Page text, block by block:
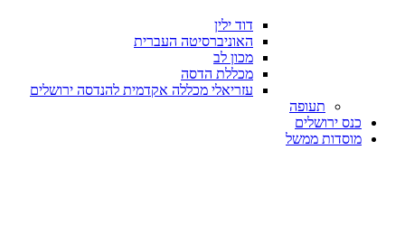
דוד ילין
האוניברסיטה העברית
מכון לב
מכללת הדסה
עזריאלי מכללה אקדמית להנדסה ירושלים
תעופה
כנס ירושלים
מוסדות ממשל